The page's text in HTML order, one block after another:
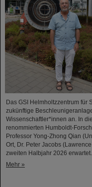
Das GSI Helmholtzzentrum für
zukünftige
Wissenschaftler*innen an. In
renommierten Humboldt-
Professor Yong-Zhong Qian
Ort, Dr. Peter Jacobs
zweiten Halbjahr 2026 erwartet.
Mehr »